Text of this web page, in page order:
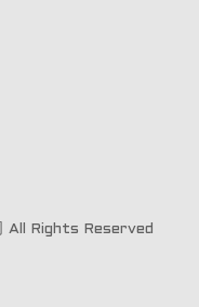
All Rights Reserved